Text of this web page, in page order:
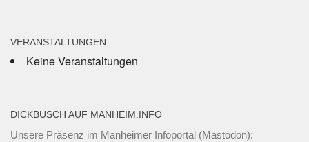
VERANSTALTUNGEN
Keine Veranstaltungen
DICKBUSCH AUF MANHEIM.INFO
Unsere Präsenz im Manheimer Infoportal (Mastodon):